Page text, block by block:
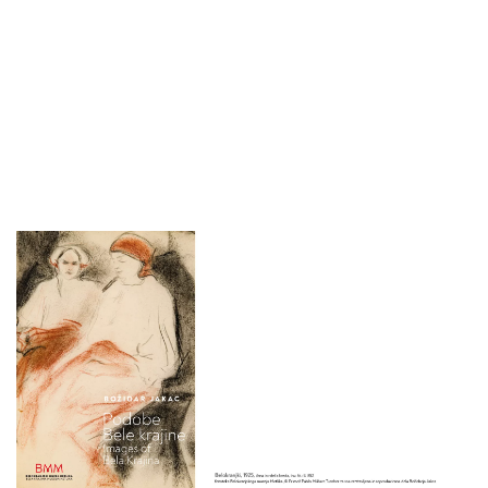
Belokranjskem muzeju
in njenega
belokranjskega
opusa.Medtem so
grajsko dvorišče že